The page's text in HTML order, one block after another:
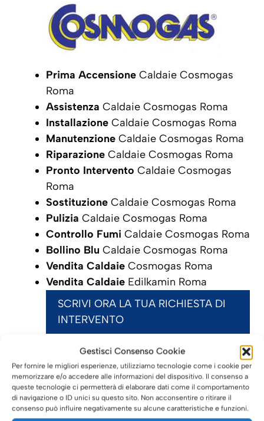
Gestisci Consenso Cookie
Per fornire le migliori esperienze, utilizziamo tecnologie come i cookie per
memorizzare e/o accedere alle informazioni del dispositivo. Il consenso a
queste tecnologie ci permetterà di elaborare dati come il comportamento
di navigazione o ID unici su questo sito. Non acconsentire o ritirare il
consenso può influire negativamente su alcune caratteristiche e funzioni.
Prima Accensione Caldaie Cosmogas
Roma
Assistenza Caldaie Cosmogas Roma
Installazione Caldaie Cosmogas Roma
Manutenzione Caldaie Cosmogas Roma
Riparazione Caldaie Cosmogas Roma
Pronto Intervento Caldaie Cosmogas
Roma
Sostituzione Caldaie Cosmogas Roma
Pulizia Caldaie Cosmogas Roma
Controllo Fumi Caldaie Cosmogas Roma
Bollino Blu Caldaie Cosmogas Roma
Vendita Caldaie Cosmogas Roma
Vendita Caldaie Edilkamin Roma
SCRIVI ORA LA TUA RICHIESTA DI
INTERVENTO
Caldaie Roma: i nostri servizi
per le CaldaieEdilkamin